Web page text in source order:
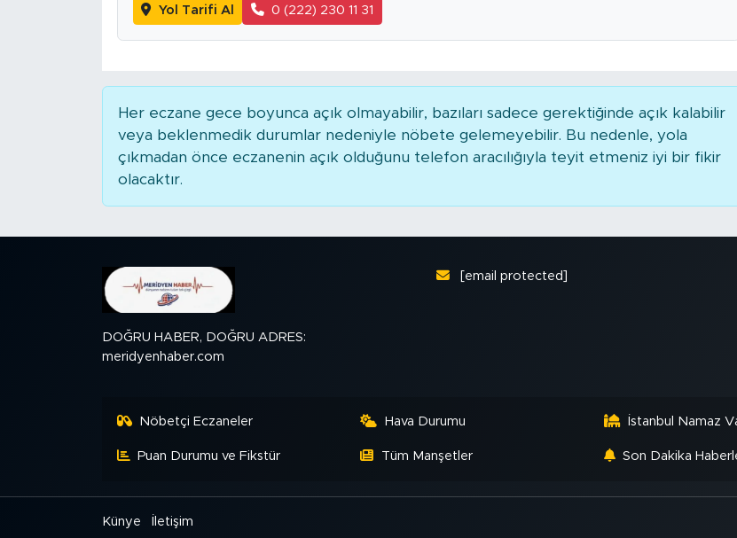
Yol Tarifi Al 0 (222) 230 11 31
Her eczane gece boyunca açık olmayabilir, bazıları sadece gerektiğinde açık kalabilir
veya beklenmedik durumlar nedeniyle nöbete gelemeyebilir. Bu nedenle, yola
çıkmadan önce eczanenin açık olduğunu telefon aracılığıyla teyit etmeniz iyi bir fikir
olacaktır.
DOĞRU HABER, DOĞRU ADRES:
meridyenhaber.com
[email protected]
Nöbetçi Eczaneler Hava Durumu İstanbul Namaz
Puan Durumu ve Fikstür Tüm Manşetler Son Dakika
Künye İletişim
MEDYA KÖŞESİ
VİDEOLAR
ALINTI YAZARLAR
SOSYAL MEDYA